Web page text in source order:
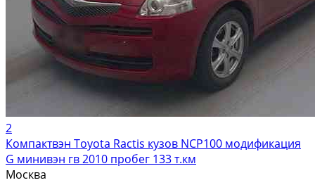
2
Компактвэн Toyota Ractis кузов NCP100 модификация
G минивэн гв 2010 пробег 133 т.км
Москва